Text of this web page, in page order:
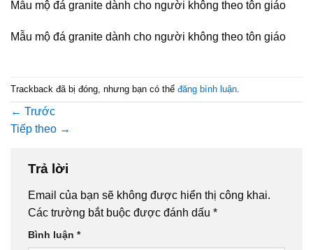
Mẫu mộ đá granite dành cho người không theo tôn giáo
Mẫu mộ đá granite dành cho người không theo tôn giáo
Trackback đã bị đóng, nhưng bạn có thể đăng bình luận
← Trước
Tiếp theo →
Trả lời
Email của bạn sẽ không được hiển thị công khai.
Các trường bắt buộc được đánh dấu *
Bình luận *